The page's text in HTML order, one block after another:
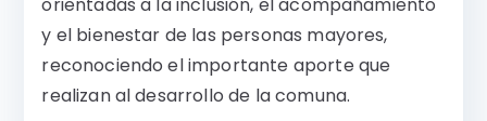
y el bienestar de las personas mayores,
reconociendo el importante aporte que
realizan al desarrollo de la comuna.